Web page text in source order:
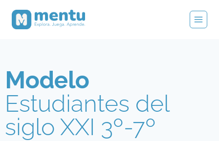
Modelo
Estudiantes del
siglo XXI 3º-7º